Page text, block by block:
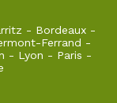
- Bordeaux -
Ferrand -
- Lyon - Paris -